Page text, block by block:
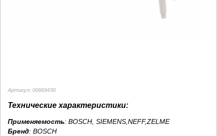
Артикул: 00669430
Технические характеристики:
Применяемость: BOSCH, SIEMENS,NEFF,ZELME
Бренд: BOSCH